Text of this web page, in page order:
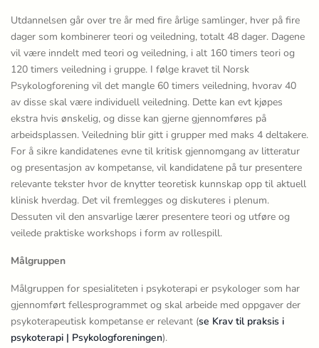
Utdannelsen går over tre år med fire årlige samlinger, hver på fire
dager som kombinerer teori og veiledning, totalt 48 dager. Dagene
vil være inndelt med teori og veiledning, i alt 160 timers teori og
120 timers veiledning i gruppe. I følge kravet til Norsk
Psykologforening vil det mangle 60 timers veiledning, hvorav 40
av disse skal være individuell veiledning. Dette kan evt kjøpes
ekstra hvis ønskelig, og disse kan gjerne gjennomføres på
arbeidsplassen. Veiledning blir gitt i grupper med maks 4 deltakere.
For å sikre kandidatenes evne til kritisk gjennomgang av litteratur
og presentasjon av kompetanse, vil kandidatene på tur presentere
relevante tekster hvor de knytter teoretisk kunnskap opp til aktuell
klinisk hverdag. Det vil fremlegges og diskuteres i plenum.
Dessuten vil den ansvarlige lærer presentere teori og utføre og
veilede praktiske workshops i form av rollespill.
Målgruppen
Målgruppen for spesialiteten i psykoterapi er psykologer som har
gjennomført fellesprogrammet og skal arbeide med oppgaver der
psykoterapeutisk kompetanse er relevant (se Krav til praksis i
psykoterapi | Psykologforeningen).